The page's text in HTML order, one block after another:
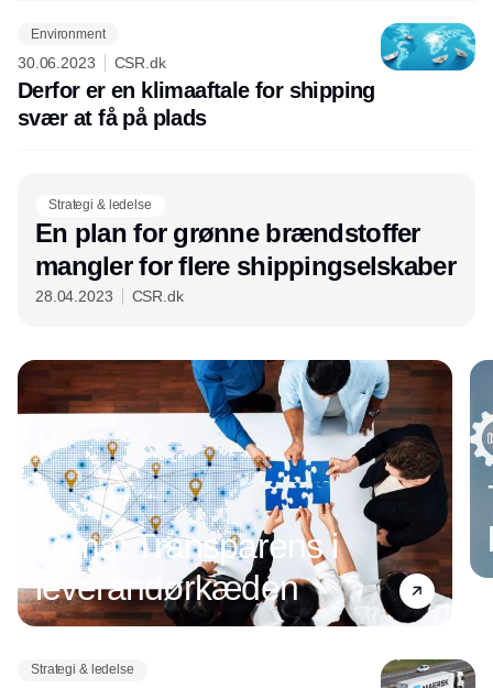
Environment
30.06.2023 CSR.dk
Derfor er en klimaaftale for shipping
svær at få på plads
Strategi & ledelse
En plan for grønne brændstoffer
mangler for flere shippingselskaber
28.04.2023 CSR.dk
Tema: Transparens i
leverandørkæden
Strategi & ledelse